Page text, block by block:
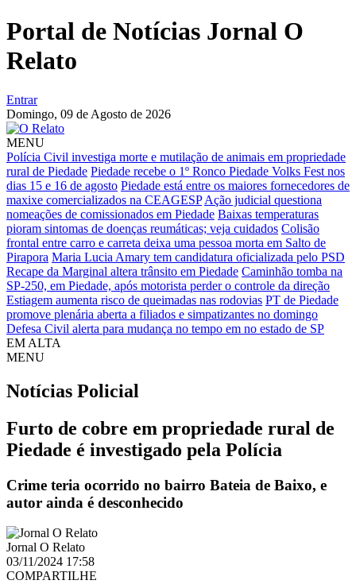
Portal de Notícias Jornal O
Relato
Entrar
Domingo, 09 de Agosto de 2026
MENU
Polícia Civil investiga morte e mutilação de animais em propriedade
rural de Piedade Piedade recebe o 1º Ronco Piedade Volks Fest nos
dias 15 e 16 de agosto Piedade está entre os maiores fornecedores de
maxixe comercializados na CEAGESP Ação judicial questiona
nomeações de comissionados em Piedade Baixas temperaturas
pioram sintomas de doenças reumáticas; veja cuidados Colisão
frontal entre carro e carreta deixa uma pessoa morta em Salto de
Pirapora Maria Lucia Amary tem candidatura oficializada pelo PSD
Recape da Marginal altera trânsito em Piedade Caminhão tomba na
SP-250, em Piedade, após motorista perder o controle da direção
Estiagem aumenta risco de queimadas nas rodovias PT de Piedade
promove plenária aberta a filiados e simpatizantes no domingo
Defesa Civil alerta para mudança no tempo em no estado de SP
EM ALTA
MENU
Notícias Policial
Furto de cobre em propriedade rural de
Piedade é investigado pela Polícia
Crime teria ocorrido no bairro Bateia de Baixo, e
autor ainda é desconhecido
Jornal O Relato
03/11/2024 17:58
COMPARTILHE